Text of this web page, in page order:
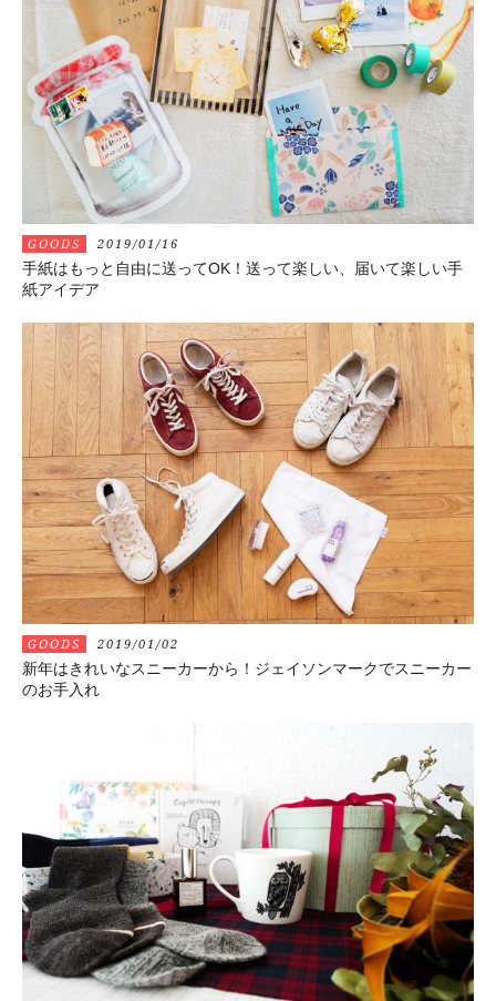
GOODS 2019/01/16
手紙はもっと自由に送ってOK！送って楽しい、届いて楽しい手
紙アイデア
GOODS 2019/01/02
新年はきれいなスニーカーから！ジェイソンマークでスニーカー
のお手入れ